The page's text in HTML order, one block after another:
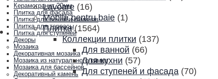
Керамогранит 20мм
Плитка для фасада
Плитка для печей и каминов
Плитка для террасы
Плитка для ступеней
Декоры
Мозаика
Декоративная мозаика
Мозаика из натурального камня
Мозаика для бассейнов
Декоративный камень
Lavoare (16)
Mobila pentru baie (1)
Плитка (1564)
Коллекции плитки (137)
Для ванной (66)
Для кухни (57)
Для ступеней и фасада (70)